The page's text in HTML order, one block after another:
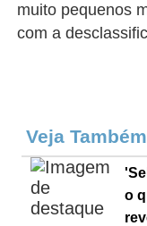
muito pequenos
com a
Veja Também
o